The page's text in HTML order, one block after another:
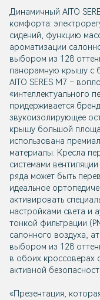
Динамичный AITO
комфорта:
сидений, функцию
ароматизации
выбором из 128
панорамную крышу с
AITO SERES M7 –
«интеллектуального
придерживается
звукоизолирующее
крышу большой
использована
материалы. Кресла
системами
ряда может быть
идеальное
активировать
настройками света и
тонкой фильтрации
салонного воздуха,
выбором из 128
в обоих кроссоверах
активной
«Презентация,